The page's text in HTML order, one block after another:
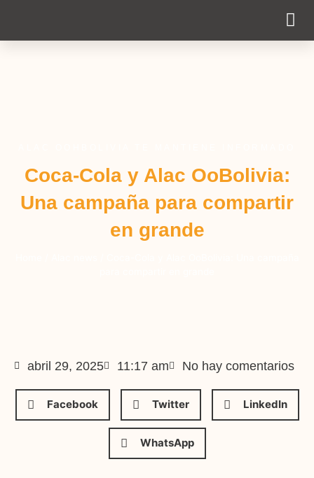
Coca-Cola y Alac OoBolivia:
Una campaña para compartir
en grande
abril 29, 2025 11:17 am No hay comentarios
Facebook Twitter LinkedIn
WhatsApp